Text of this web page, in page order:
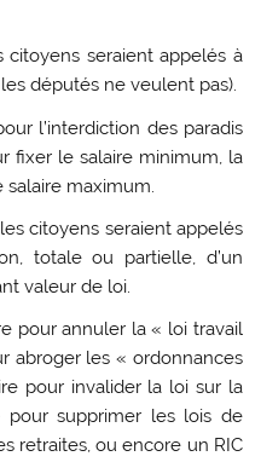
citoyens seraient appelés à
députés ne veulent pas).
l’interdiction des paradis
fixer le salaire minimum, la
maximum.
citoyens seraient appelés
totale ou partielle, d’un
valeur de loi.
pour annuler la « loi travail
abroger les « ordonnances
pour invalider la loi sur la
pour supprimer les lois de
retraites, ou encore un RIC